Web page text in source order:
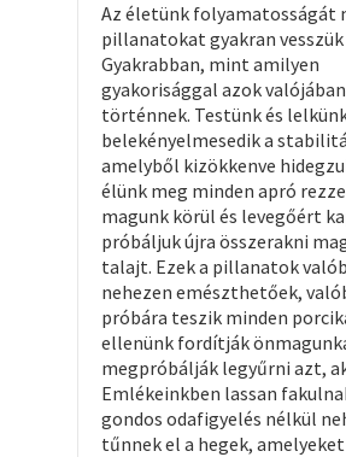
Az életünk folyamatosságát
pillanatokat gyakran vesszük
Gyakrabban, mint amilyen
gyakorisággal azok
történnek. Testünk és
belekényelmesedik a
amelyből kizökkenve
élünk meg minden apró
magunk körül és levegőért
próbáljuk újra összerakni
talajt. Ezek a pillanatok
nehezen emészthetőek,
próbára teszik minden
ellenünk fordítják
megpróbálják legyűrni azt,
Emlékeinkben lassan
gondos odafigyelés nélkül
tűnnek el a hegek,